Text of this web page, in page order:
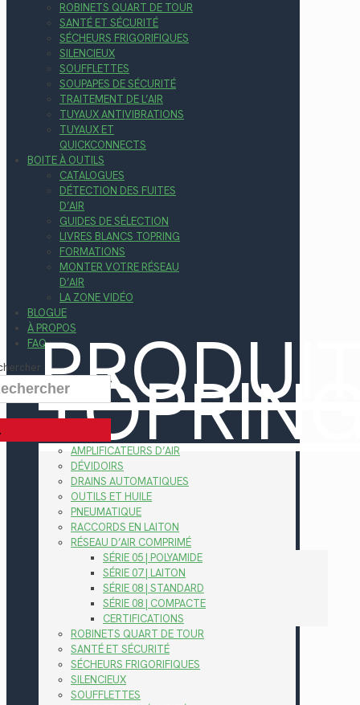
ROBINETS QUART DE TOUR
SANTÉ ET SÉCURITÉ
SÉCHEURS FRIGORIFIQUES
SILENCIEUX
SOUFFLETTES
SOUPAPES DE SÉCURITÉ
TRAITEMENT DE L’AIR
TUYAUX ANTIVIBRATIONS
TUYAUX ET
QUICKCONNECTS
BOITE À OUTILS
CATALOGUES
DÉTECTION DES FUITES
D’AIR
GUIDES DE SÉLECTION
LIVRES BLANCS TOPRING
FORMATIONS
MONTER VOTRE RÉSEAU
D’AIR
LA ZONE VIDÉO
BLOGUE
À PROPOS
FAQ
AMPLIFICATEURS D’AIR
DÉVIDOIRS
DRAINS AUTOMATIQUES
OUTILS ET HUILE
PNEUMATIQUE
RACCORDS EN LAITON
RÉSEAU D’AIR COMPRIMÉ
SÉRIE 05 | POLYAMIDE
SÉRIE 07 | LAITON
SÉRIE 08 | STANDARD
SÉRIE 08 | COMPACTE
CERTIFICATIONS
ROBINETS QUART DE TOUR
SANTÉ ET SÉCURITÉ
SÉCHEURS FRIGORIFIQUES
SILENCIEUX
SOUFFLETTES